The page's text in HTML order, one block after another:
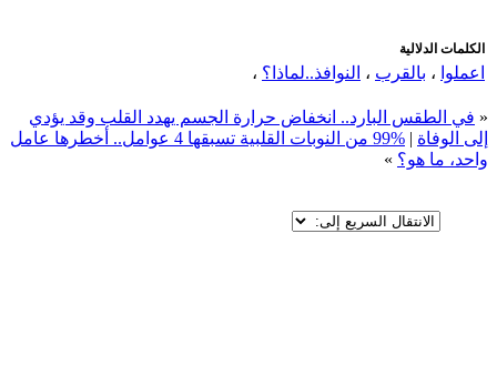
الكلمات الدلالية
اعملوا ، بالقرب ، النوافذ..لماذا؟ ،
« في الطقس البارد.. انخفاض حرارة الجسم يهدد القلب وقد يؤدي
إلى الوفاة |
%99 من النوبات القلبية تسبقها 4 عوامل.. أخطرها عامل
واحد، ما هو؟ »